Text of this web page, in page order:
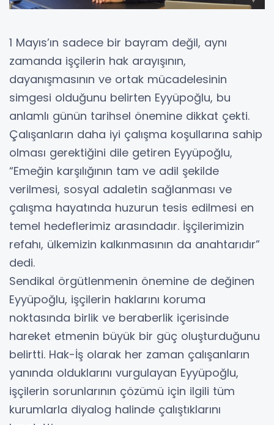
1 Mayıs’ın sadece bir bayram değil, aynı
zamanda işçilerin hak arayışının,
dayanışmasının ve ortak mücadelesinin
simgesi olduğunu belirten Eyyüpoğlu, bu
anlamlı günün tarihsel önemine dikkat çekti.
Çalışanların daha iyi çalışma koşullarına sahip
olması gerektiğini dile getiren Eyyüpoğlu,
“Emeğin karşılığının tam ve adil şekilde
verilmesi, sosyal adaletin sağlanması ve
çalışma hayatında huzurun tesis edilmesi en
temel hedeflerimiz arasındadır. İşçilerimizin
refahı, ülkemizin kalkınmasının da anahtarıdır”
dedi.
Sendikal örgütlenmenin önemine de değinen
Eyyüpoğlu, işçilerin haklarını koruma
noktasında birlik ve beraberlik içerisinde
hareket etmenin büyük bir güç oluşturduğunu
belirtti. Hak-İş olarak her zaman çalışanların
yanında olduklarını vurgulayan Eyyüpoğlu,
işçilerin sorunlarının çözümü için ilgili tüm
kurumlarla diyalog halinde çalıştıklarını